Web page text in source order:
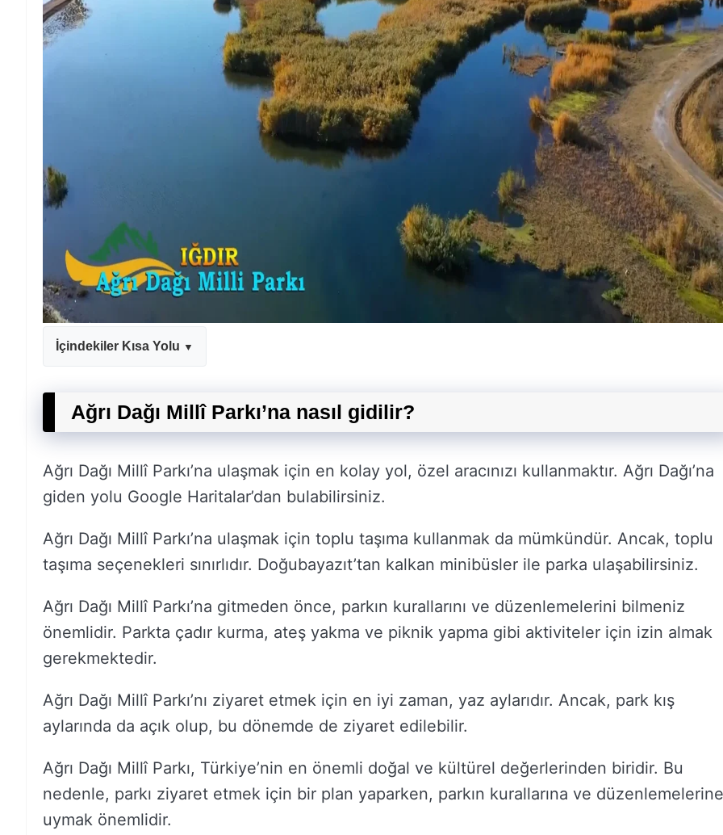
İçindekiler Kısa Yolu
Ağrı Dağı Millî Parkı’na nasıl gidilir?
Ağrı Dağı Millî Parkı’na ulaşmak için en kolay yol, özel aracınızı kullanmaktır. Ağrı Dağı’na
giden yolu Google Haritalar’dan bulabilirsiniz.
Ağrı Dağı Millî Parkı’na ulaşmak için toplu taşıma kullanmak da mümkündür. Ancak, toplu
taşıma seçenekleri sınırlıdır. Doğubayazıt’tan kalkan minibüsler ile parka ulaşabilirsiniz.
Ağrı Dağı Millî Parkı’na gitmeden önce, parkın kurallarını ve düzenlemelerini bilmeniz
önemlidir. Parkta çadır kurma, ateş yakma ve piknik yapma gibi aktiviteler için izin almak
gerekmektedir.
Ağrı Dağı Millî Parkı’nı ziyaret etmek için en iyi zaman, yaz aylarıdır. Ancak, park kış
aylarında da açık olup, bu dönemde de ziyaret edilebilir.
Ağrı Dağı Millî Parkı, Türkiye’nin en önemli doğal ve kültürel değerlerinden biridir. Bu
nedenle, parkı ziyaret etmek için bir plan yaparken, parkın kurallarına ve düzenlemelerine
uymak önemlidir.